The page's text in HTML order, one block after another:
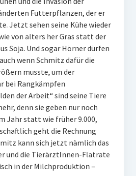
Futterpflanzen, der er
Jetzt sehen seine Kühe wieder
von alters her Gras statt der
Soja. Und sogar Hörner dürfen
wenn Schmitz dafür die
musste, um der
bei Rangkämpfen
der Arbeit“ sind seine Tiere
denn sie geben nur noch
Jahr statt wie früher 9.000,
geht die Rechnung
kann sich jetzt nämlich das
und die TierärztInnen-Flatrate
in der Milchproduktion –